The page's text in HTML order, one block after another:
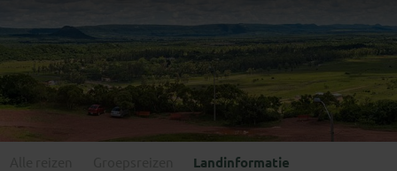
Landinformatie